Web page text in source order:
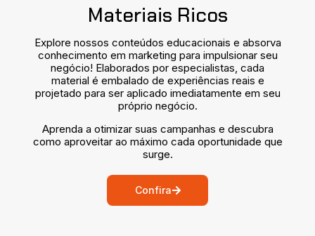
Materiais Ricos
Explore nossos conteúdos educacionais e absorva
conhecimento em marketing para impulsionar seu
negócio! Elaborados por especialistas, cada
material é embalado de experiências reais e
projetado para ser aplicado imediatamente em seu
próprio negócio.
Aprenda a otimizar suas campanhas e descubra
como aproveitar ao máximo cada oportunidade que
surge.
Confira